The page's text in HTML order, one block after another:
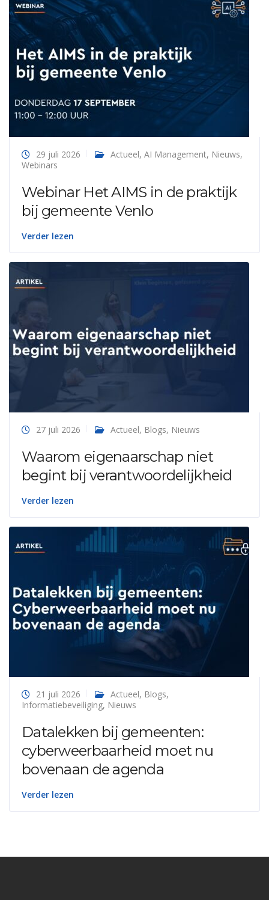
29 juli 2026 Actueel, AI Management, Nieuws,
Webinars
Webinar Het AIMS in de praktijk
bij gemeente Venlo
Verder lezen
27 juli 2026 Actueel, Blogs, Nieuws
Waarom eigenaarschap niet
begint bij verantwoordelijkheid
Verder lezen
21 juli 2026 Actueel, Blogs,
Informatiebeveiliging, Nieuws
Datalekken bij gemeenten:
cyberweerbaarheid moet nu
bovenaan de agenda
Verder lezen